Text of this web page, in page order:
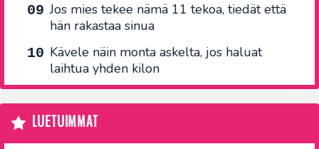
Jos mies tekee nämä 11 tekoa, tiedät että
hän rakastaa sinua
Kävele näin monta askelta, jos haluat
laihtua yhden kilon
LUETUIMMAT